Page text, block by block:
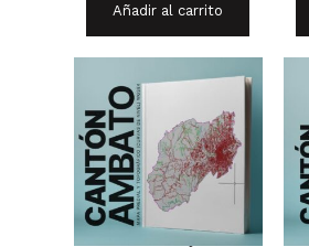
Añadir al carrito